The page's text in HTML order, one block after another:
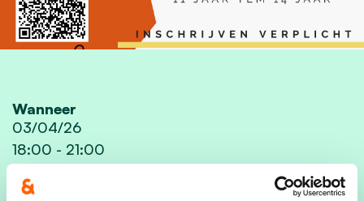
Wanneer
03/04/26
18:00 - 21:00
Deel dit evenement